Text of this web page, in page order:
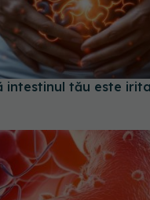
intestinul tău este iritat